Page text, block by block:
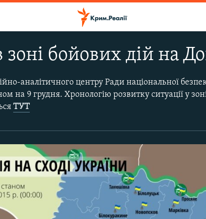
зоні бойових дій на
аналітичного центру Ради національної
на 9 грудня. Хронологію розвитку ситуації у
ТУТ